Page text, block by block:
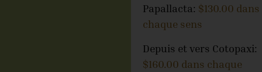
Papallacta: $130.00 dans
chaque sens
Depuis et vers Cotopaxi:
$160.00 dans chaque